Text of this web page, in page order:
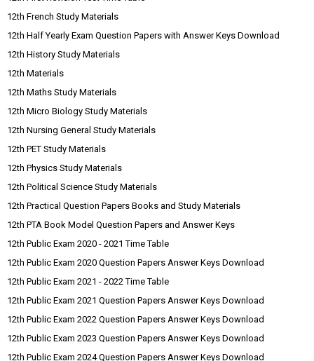
12th French Study Materials
12th Half Yearly Exam Question Papers with Answer Keys Download
12th History Study Materials
12th Materials
12th Maths Study Materials
12th Micro Biology Study Materials
12th Nursing General Study Materials
12th PET Study Materials
12th Physics Study Materials
12th Political Science Study Materials
12th Practical Question Papers Books and Study Materials
12th PTA Book Model Question Papers and Answer Keys
12th Public Exam 2020 - 2021 Time Table
12th Public Exam 2020 Question Papers Answer Keys Download
12th Public Exam 2021 - 2022 Time Table
12th Public Exam 2021 Question Papers Answer Keys Download
12th Public Exam 2022 Question Papers Answer Keys Download
12th Public Exam 2023 Question Papers Answer Keys Download
12th Public Exam 2024 Question Papers Answer Keys Download